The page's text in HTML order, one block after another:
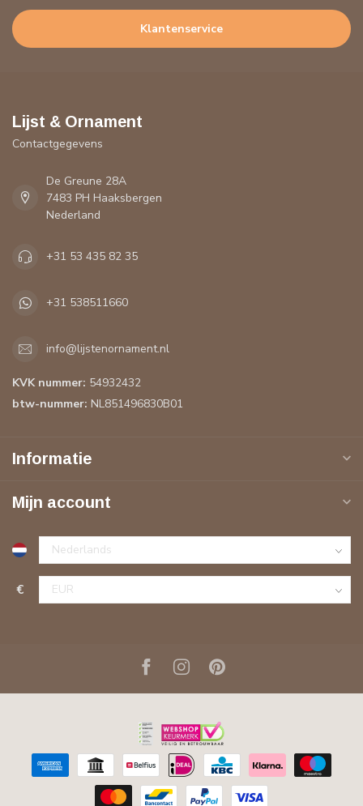
Klantenservice
Lijst & Ornament
Contactgegevens
De Greune 28A
7483 PH Haaksbergen
Nederland
+31 53 435 82 35
+31 538511660
info@lijstenornament.nl
KVK nummer: 54932432
btw-nummer: NL851496830B01
Informatie
Mijn account
€